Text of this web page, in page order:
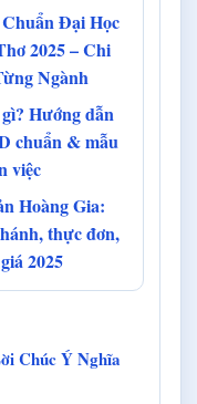
Đại Học
2025 – Chi
Ngành
Hướng dẫn
chuẩn & mẫu
việc
Hoàng Gia:
thực đơn,
2025
Chúc Ý Nghĩa